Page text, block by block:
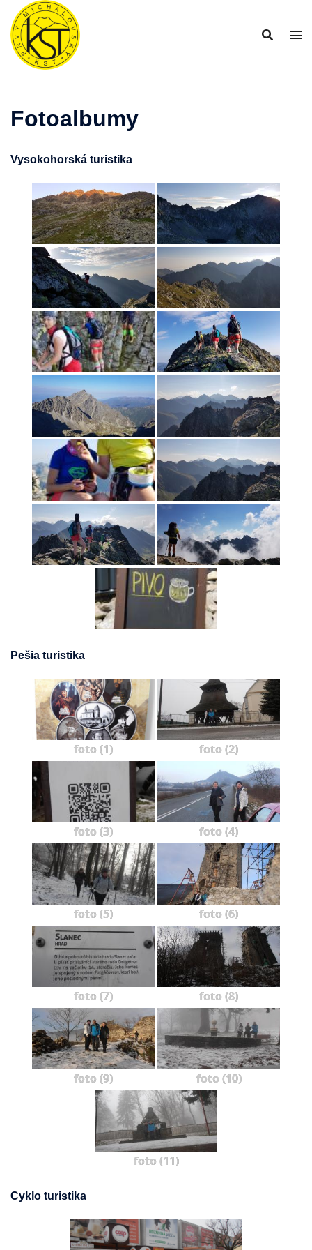
Preskočiť
obsah
Fotoalbumy
Vysokohorská turistika
Pešia turistika
foto (1) foto (2)
foto (3) foto (4)
foto (5) foto (6)
foto (7) foto (8)
foto (9) foto (10)
foto (11)
Cyklo turistika